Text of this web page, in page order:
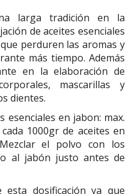
larga tradición en la
de aceites esenciales
perduren las aromas y
más tiempo. Además
en la elaboración de
mascarillas y
dientes.
esenciales en jabon: max.
1000gr de aceites en
el polvo con los
al jabón justo antes de
dosificación ya que